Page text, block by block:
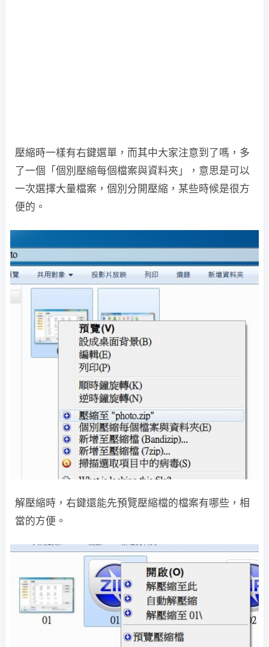
壓縮時一樣有右鍵選單，而其中大家注意到了嗎，多
了一個「個別壓縮每個檔案與資料夾」，意思是可以
一次選擇大量檔案，個別分開壓縮，某些時候是很方
便的。
解壓縮時，右鍵還能先預覽壓縮檔的檔案有哪些，相
當的方便。